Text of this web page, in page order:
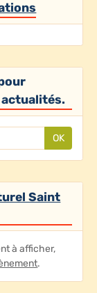
OK
Saint
à afficher,
.